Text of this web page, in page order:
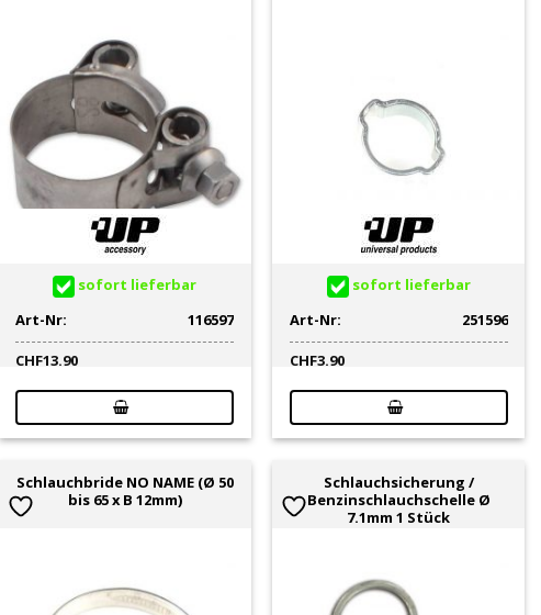
sofort lieferbar
Art-Nr:
116597
CHF13.90
sofort lieferbar
Art-Nr:
251596
CHF3.90
Schlauchbride NO NAME (Ø 50
bis 65 x B 12mm)
Schlauchsicherung /
Benzinschlauchschelle Ø
7.1mm 1 Stück